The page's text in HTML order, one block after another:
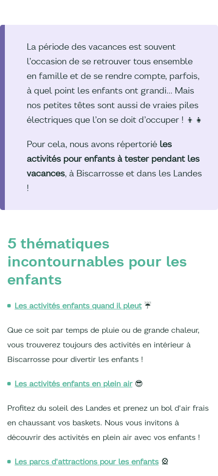
La période des vacances est souvent
l’occasion de se retrouver tous ensemble
en famille et de se rendre compte, parfois,
à quel point les enfants ont grandi... Mais
nos petites têtes sont aussi de vraies piles
électriques que l’on se doit d’occuper ! 👦👧
Pour cela, nous avons répertorié les
activités pour enfants à tester pendant les
vacances, à Biscarrosse et dans les Landes
!
5 thématiques
incontournables pour les
enfants
Les activités enfants quand il pleut ☔
Que ce soit par temps de pluie ou de grande chaleur,
vous trouverez toujours des activités en intérieur à
Biscarrosse pour divertir les enfants !
Les activités enfants en plein air 😎
Profitez du soleil des Landes et prenez un bol d'air frais
en chaussant vos baskets. Nous vous invitons à
découvrir des activités en plein air avec vos enfants !
Les parcs d'attractions pour les enfants 🎡